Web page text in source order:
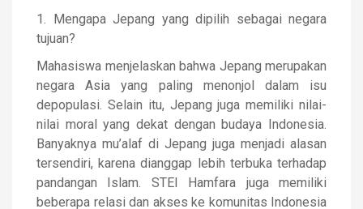
1. Mengapa Jepang yang dipilih sebagai negara
tujuan?
Mahasiswa menjelaskan bahwa Jepang merupakan
negara Asia yang paling menonjol dalam isu
depopulasi. Selain itu, Jepang juga memiliki nilai-
nilai moral yang dekat dengan budaya Indonesia.
Banyaknya mu’alaf di Jepang juga menjadi alasan
tersendiri, karena dianggap lebih terbuka terhadap
pandangan Islam. STEI Hamfara juga memiliki
beberapa relasi dan akses ke komunitas Indonesia